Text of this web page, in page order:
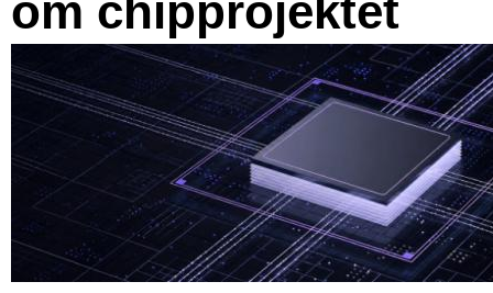
om chipprojektet